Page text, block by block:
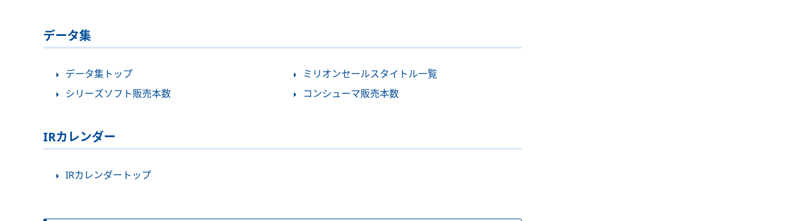
データ集
データ集トップ
シリーズソフト販売本数
ミリオンセールスタイトル一覧
コンシューマ販売本数
IRカレンダー
IRカレンダートップ